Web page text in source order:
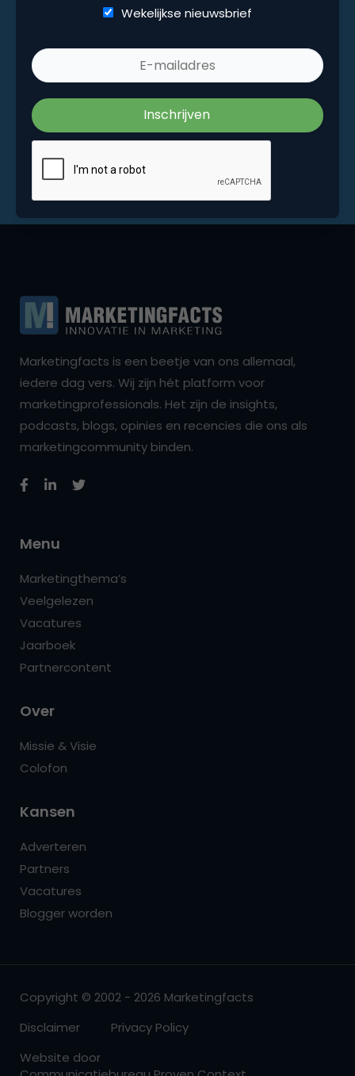
Wekelijkse nieuwsbrief
Marketingfacts is een beetje van ons allemaal,
iedere dag vers. Wij zijn hét platform voor
marketingprofessionals. Het zijn de insights,
podcasts, blogs, opinies en recencies die ons als
marketingcommunity binden.
Menu
Marketingthema’s
Veelgelezen
Vacatures
Jaarboek
Partnercontent
Over
Missie & Visie
Colofon
Kansen
Adverteren
Partners
Vacatures
Blogger worden
Copyright © 2002 - 2026 Marketingfacts
Disclaimer
Privacy Policy
Website door